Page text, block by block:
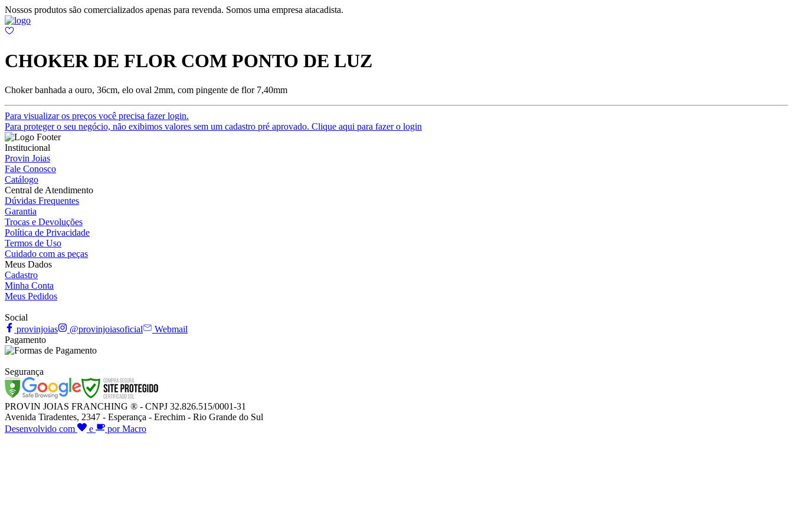
Nossos produtos são comercializados apenas para revenda. Somos uma empresa atacadista.
CHOKER DE FLOR COM PONTO DE LUZ
Choker banhada a ouro, 36cm, elo oval 2mm, com pingente de flor 7,40mm
Para visualizar os preços você precisa fazer login.
Para proteger o seu negócio, não exibimos valores sem um cadastro pré aprovado. Clique aqui para fazer o login
Institucional
Provin Joias
Fale Conosco
Catálogo
Central de Atendimento
Dúvidas Frequentes
Garantia
Trocas e Devoluções
Política de Privacidade
Termos de Uso
Cuidado com as peças
Meus Dados
Cadastro
Minha Conta
Meus Pedidos
Social
provinjoias
@provinjoiasoficial
Webmail
Pagamento
Segurança
PROVIN JOIAS FRANCHING ® - CNPJ 32.826.515/0001-31
Avenida Tiradentes, 2347 - Esperança - Erechim - Rio Grande do Sul
Desenvolvido com
e por Macro